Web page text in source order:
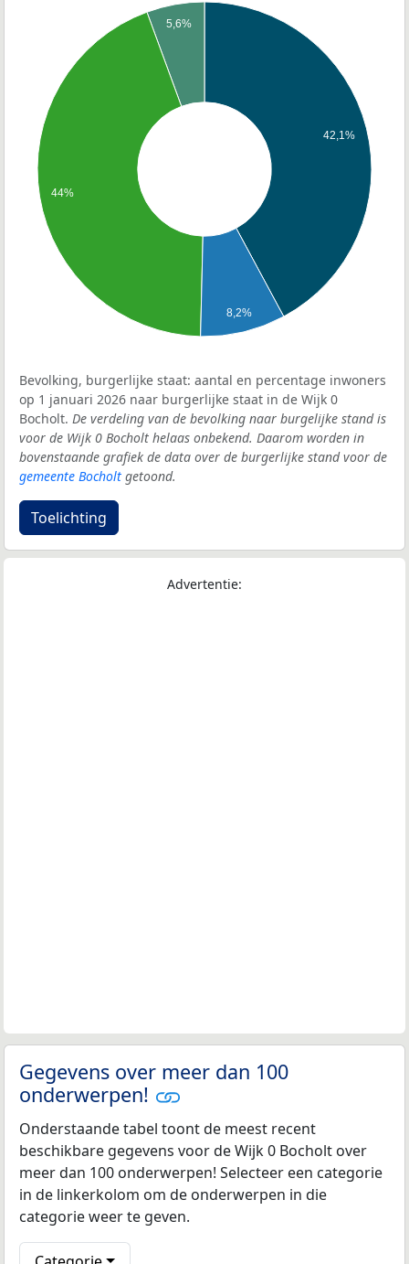
42,1%
5,6%
44%
8,2%
Bevolking, burgerlijke staat: aantal en percentage inwoners
op 1 januari 2026 naar burgerlijke staat in de Wijk 0
Bocholt. De verdeling van de bevolking naar burgelijke stand is
voor de Wijk 0 Bocholt helaas onbekend. Daarom worden in
bovenstaande grafiek de data over de burgerlijke stand voor de
gemeente Bocholt getoond.
Toelichting
Advertentie:
Gegevens over meer dan 100
onderwerpen!
Onderstaande tabel toont de meest recent
beschikbare gegevens voor de Wijk 0 Bocholt over
meer dan 100 onderwerpen! Selecteer een categorie
in de linkerkolom om de onderwerpen in die
categorie weer te geven.